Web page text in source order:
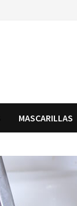
MASCARILLAS